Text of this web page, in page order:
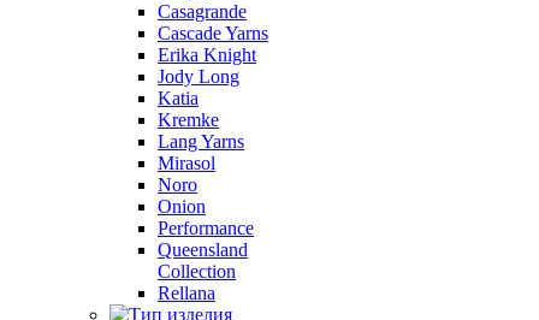
Casagrande
Cascade Yarns
Erika Knight
Jody Long
Katia
Kremke
Lang Yarns
Mirasol
Noro
Onion
Performance
Queensland
Collection
Rellana